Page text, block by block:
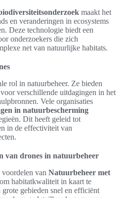
maakt het
en veranderingen in ecosystems
Deze technologie biedt een
onderzoekers die zich
net van natuurlijke habitats.
rol in natuurbeheer. Ze bieden
verschillende uitdagingen in het
Vele organisaties
in natuurbescherming
Dit heeft geleid tot
in de effectiviteit van
van drones in natuurbeheer
van Natuurbeheer met
habitatkwaliteit in kaart te
gebieden snel en efficiënt